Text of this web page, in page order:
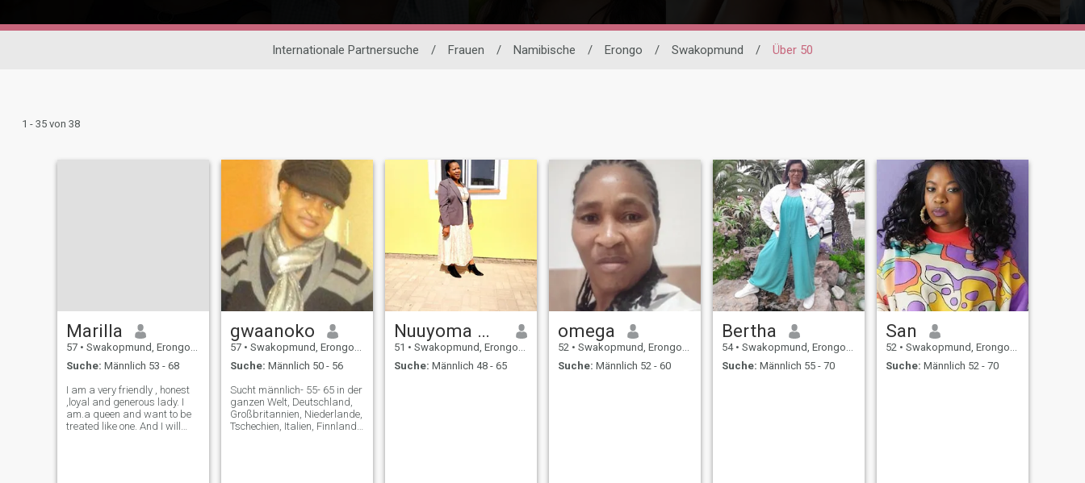
Internationale Partnersuche / Frauen / Namibische / Erongo / Swakopmund / Über 50
1 - 35 von 38
Marilla
57 • Swakopmund, Erongo, Namibia
Suche: Männlich 53 - 68
I am a very friendly , honest
,loyal and generous lady. I
am.a queen and want to be
treated like one. And I will
gwaanoko
57 • Swakopmund, Erongo, Namibia
Suche: Männlich 50 - 56
Sucht männlich- 55- 65 in der
ganzen Welt, Deutschland,
Großbritannien, Niederlande,
Tschechien, Italien, Finnland,
Nuuyoma Metumo
51 • Swakopmund, Erongo, Namibia
Suche: Männlich 48 - 65
omega
52 • Swakopmund, Erongo, Namibia
Suche: Männlich 52 - 60
Bertha
54 • Swakopmund, Erongo, Namibia
Suche: Männlich 55 - 70
San
52 • Swakopmund, Erongo, Namibia
Suche: Männlich 52 - 70